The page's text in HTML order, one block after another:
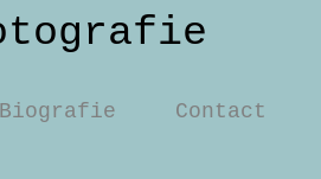
Biografie Contact